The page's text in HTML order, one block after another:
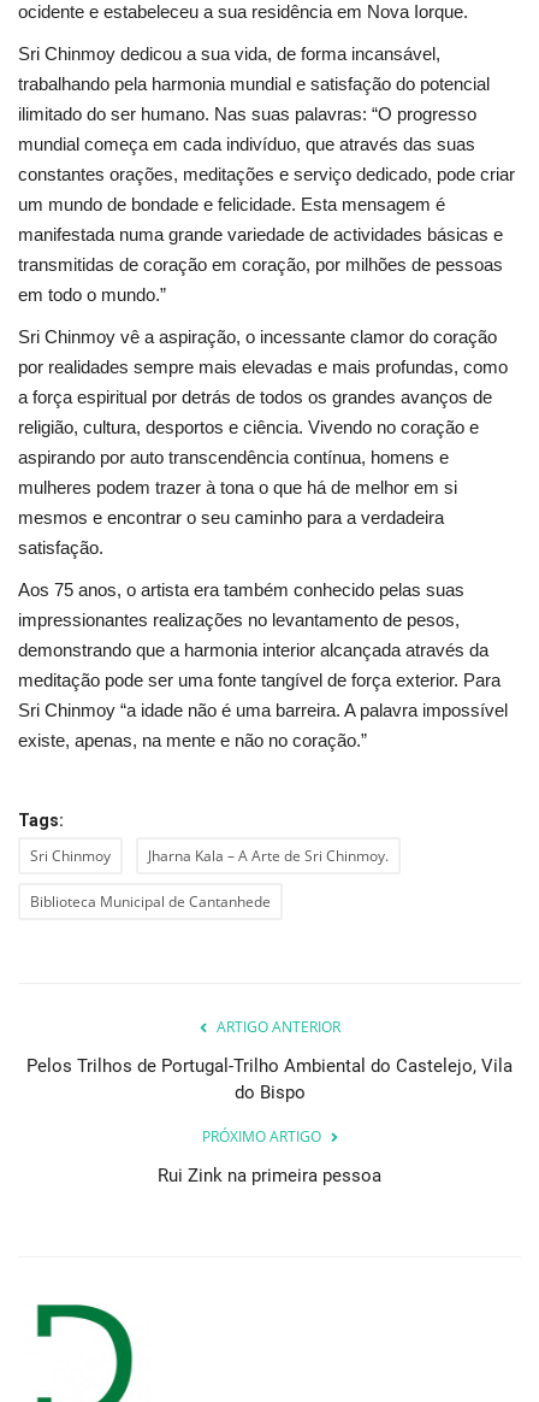
ocidente e estabeleceu a sua residência em Nova Iorque.
Sri Chinmoy dedicou a sua vida, de forma incansável,
trabalhando pela harmonia mundial e satisfação do potencial
ilimitado do ser humano. Nas suas palavras: “O progresso
mundial começa em cada indivíduo, que através das suas
constantes orações, meditações e serviço dedicado, pode criar
um mundo de bondade e felicidade. Esta mensagem é
manifestada numa grande variedade de actividades básicas e
transmitidas de coração em coração, por milhões de pessoas
em todo o mundo.”
Sri Chinmoy vê a aspiração, o incessante clamor do coração
por realidades sempre mais elevadas e mais profundas, como
a força espiritual por detrás de todos os grandes avanços de
religião, cultura, desportos e ciência. Vivendo no coração e
aspirando por auto transcendência contínua, homens e
mulheres podem trazer à tona o que há de melhor em si
mesmos e encontrar o seu caminho para a verdadeira
satisfação.
Aos 75 anos, o artista era também conhecido pelas suas
impressionantes realizações no levantamento de pesos,
demonstrando que a harmonia interior alcançada através da
meditação pode ser uma fonte tangível de força exterior. Para
Sri Chinmoy “a idade não é uma barreira. A palavra impossível
existe, apenas, na mente e não no coração.”
Tags:
Sri Chinmoy Jharna Kala – A Arte de Sri Chinmoy.
Biblioteca Municipal de Cantanhede
ARTIGO ANTERIOR
Pelos Trilhos de Portugal-Trilho Ambiental do Castelejo, Vila
do Bispo
PRÓXIMO ARTIGO
Rui Zink na primeira pessoa